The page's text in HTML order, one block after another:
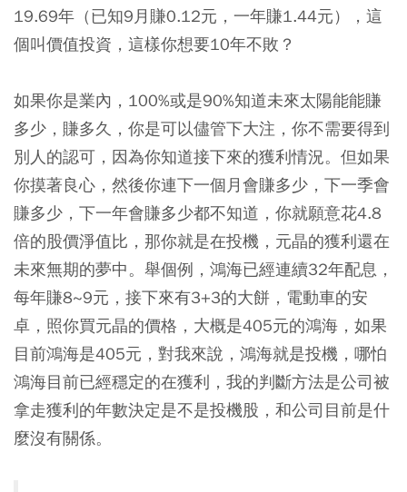
19.69年（已知9月賺0.12元，一年賺1.44元），這
個叫價值投資，這樣你想要10年不敗？
如果你是業內，100%或是90%知道未來太陽能能賺
多少，賺多久，你是可以儘管下大注，你不需要得到
別人的認可，因為你知道接下來的獲利情況。但如果
你摸著良心，然後你連下一個月會賺多少，下一季會
賺多少，下一年會賺多少都不知道，你就願意花4.8
倍的股價淨值比，那你就是在投機，元晶的獲利還在
未來無期的夢中。舉個例，鴻海已經連續32年配息，
每年賺8~9元，接下來有3+3的大餅，電動車的安
卓，照你買元晶的價格，大概是405元的鴻海，如果
目前鴻海是405元，對我來說，鴻海就是投機，哪怕
鴻海目前已經穩定的在獲利， 我的判斷方法是公司被
拿走獲利的年數決定是不是投機股，和公司目前是什
麼沒有關係。